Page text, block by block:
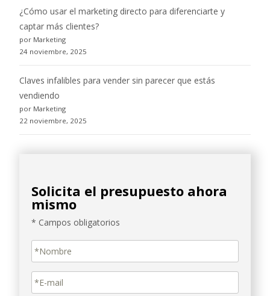
¿Cómo usar el marketing directo para diferenciarte y
captar más clientes?
por Marketing
24 noviembre, 2025
Claves infalibles para vender sin parecer que estás
vendiendo
por Marketing
22 noviembre, 2025